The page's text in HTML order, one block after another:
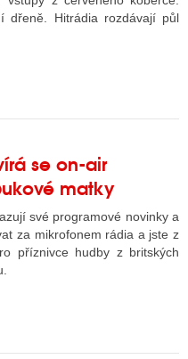
dřeně. Hitrádia rozdávají půl
se on-air
matky
své programové novinky a
za mikrofonem rádia a jste z
příznivce hudby z britských